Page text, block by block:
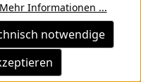
Mehr Informationen ...
notwendige